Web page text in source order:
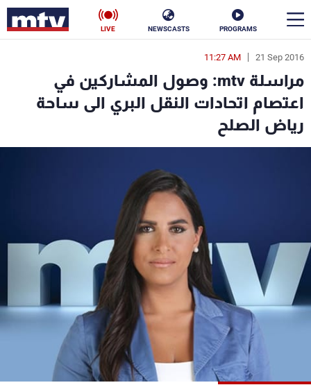
PROGRAMS
NEWSCASTS
LIVE
21 Sep 2016
11:27 AM
مراسلة mtv: وصول المشاركين في
اعتصام اتحادات النقل البري الى ساحة
رياض الصلح
en
الأخبار
سياسة
رياضة
البرامج
جدول البرامج
شاهد البرامج